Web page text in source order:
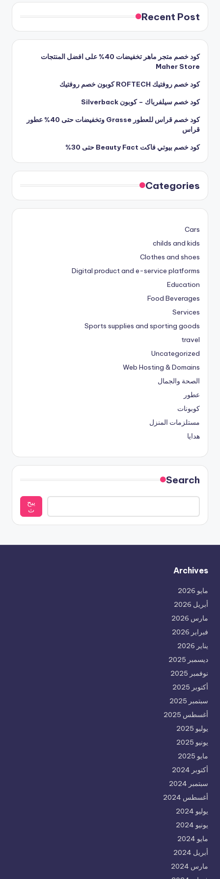
Recent Post
كود خصم متجر ماهر تخفيضات 40% على افضل المنتجات
Maher Store
كود خصم روفتيك ROFTECH كوبون خصم روفتيك
كود خصم سيلفرباك – كوبون Silverback
كود خصم قراس للعطور Grasse وتخفيضات حتى 40% عطور
قراس
كود خصم بيوتي فاكت Beauty Fact حتى 30%
Categories
Cars
childs and kids
Clothes and shoes
Digital product and e-service platforms
Education
Food Beverages
Services
Sports supplies and sporting goods
travel
Uncategorized
Web Hosting & Domains
الصحة والجمال
عطور
كوبونات
مستلزمات المنزل
هدايا
Search
يبح
ث
Archives
مايو 2026
أبريل 2026
مارس 2026
فبراير 2026
يناير 2026
ديسمبر 2025
نوفمبر 2025
أكتوبر 2025
سبتمبر 2025
أغسطس 2025
يوليو 2025
يونيو 2025
مايو 2025
أكتوبر 2024
سبتمبر 2024
أغسطس 2024
يوليو 2024
يونيو 2024
مايو 2024
أبريل 2024
مارس 2024